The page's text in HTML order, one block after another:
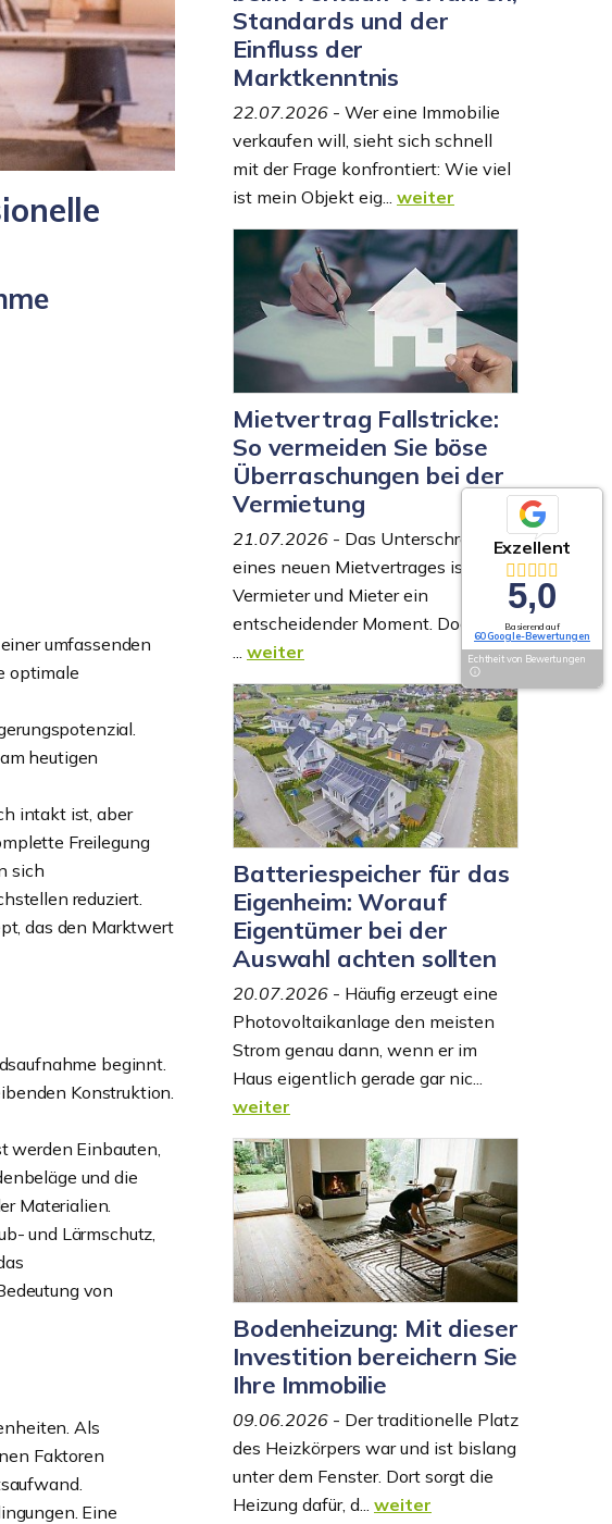
umfassenden
optimale
heutigen
intakt ist, aber
Freilegung
sich
reduziert.
das den Marktwert
beginnt.
Konstruktion.
werden Einbauten,
und die
Materialien.
und Lärmschutz,
von
Als
Faktoren
Eine
Standards und der
Einfluss der
Marktkenntnis
22.07.2026 - Wer eine Immobilie
verkaufen will, sieht sich schnell
mit der Frage konfrontiert: Wie viel
ist mein Objekt eig... weiter
Mietvertrag Fallstricke:
So vermeiden Sie böse
Überraschungen bei der
Vermietung
21.07.2026 - Das Unterschreiben
eines neuen Mietvertrages ist für
Vermieter und Mieter ein
entscheidender Moment. Doch oft
... weiter
Batteriespeicher für das
Eigenheim: Worauf
Eigentümer bei der
Auswahl achten sollten
20.07.2026 - Häufig erzeugt eine
Photovoltaikanlage den meisten
Strom genau dann, wenn er im
Haus eigentlich gerade gar nic...
weiter
Bodenheizung: Mit dieser
Investition bereichern Sie
Ihre Immobilie
09.06.2026 - Der traditionelle Platz
des Heizkörpers war und ist bislang
unter dem Fenster. Dort sorgt die
Heizung dafür, d... weiter
Exzellent
5,0
Basierend auf
60 Google-Bewertungen
Echtheit von Bewertungen